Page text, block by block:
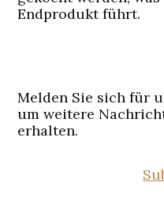
Endprodukt führt.
Melden Sie sich für
um weitere
erhalten.